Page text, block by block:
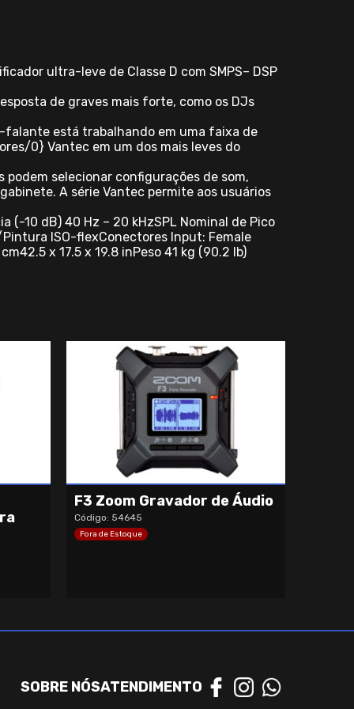
ultra-leve de Classe D com SMPS– DSP
de graves mais forte, como os DJs
falante está trabalhando em uma faixa de
0} Vantec em um dos mais leves do
selecionar configurações de som,
A série Vantec permite aos usuários
(-10 dB) 40 Hz – 20 kHzSPL Nominal de Pico
ISO-flexConectores Input: Female
x 17.5 x 19.8 inPeso 41 kg (90.2 lb)
F3 Zoom Gravador de Áudio
Código: 54645
Fora de Estoque
SOBRE NÓSATENDIMENTO